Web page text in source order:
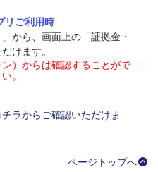
リご利用時
から、画面上の「証拠金・
けます。
）からは確認することがで
。
ラからご確認いただけま
ページトップへ